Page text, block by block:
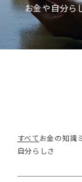
お金や自分ら
すべてお金の知識
自分らしさ